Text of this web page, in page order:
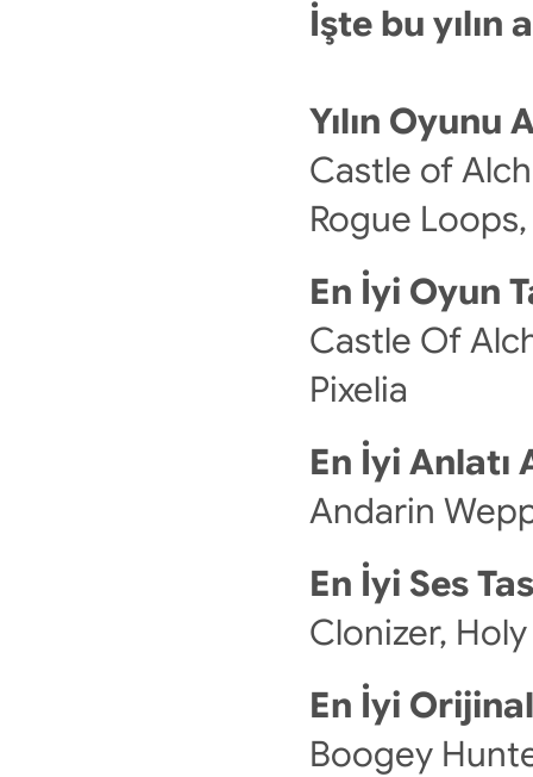
İşte bu yılın
Yılın Oyunu
Castle of
Rogue
En İyi Oyun
Castle Of
Pixelia
En İyi Anlatı
Andarin
En İyi Ses
Clonizer,
En İyi
Boogey